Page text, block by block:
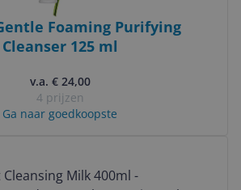
Foaming Purifying
Cleanser 125 ml
v.a. € 24,00
4 prijzen
Ga naar goedkoopste